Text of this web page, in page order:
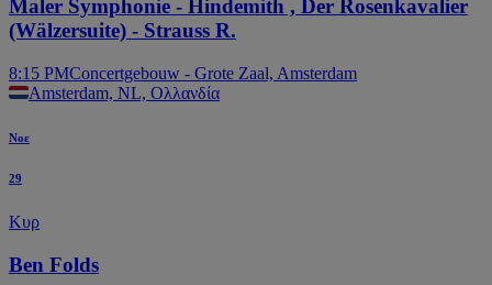
Maler Symphonie - Hindemith , Der Rosenkavalier
(Wälzersuite) - Strauss R.
8:15 PMConcertgebouw - Grote Zaal, Amsterdam
Amsterdam, NL, Ολλανδία
Νοε
29
Κυρ
Ben Folds